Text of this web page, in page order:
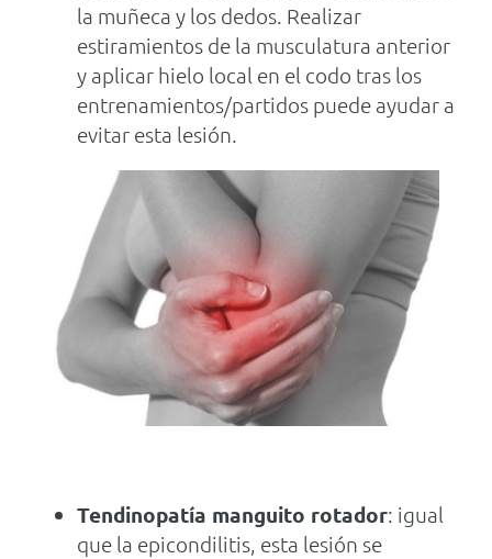
la muñeca y los dedos. Realizar
estiramientos de la musculatura anterior
y aplicar hielo local en el codo tras los
entrenamientos/partidos puede ayudar a
evitar esta lesión.
Tendinopatía manguito rotador: igual
que la epicondilitis, esta lesión se